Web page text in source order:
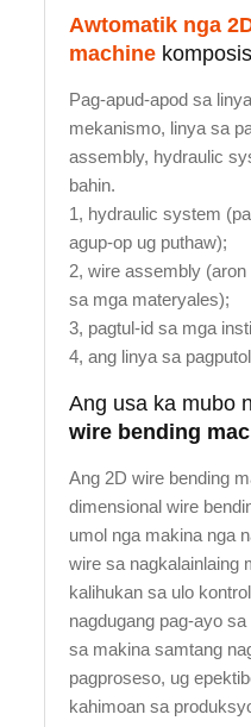
Awtomatik nga
machine
Pag-apud-apod sa
mekanismo, linya sa
assembly, hydraulic
bahin.
1, hydraulic system
agup-op ug puthaw);
2, wire assembly
sa mga materyales);
3, pagtul-id sa mga
4, ang linya sa
Ang usa ka mubo
wire bending
Ang 2D wire bending
dimensional wire
umol nga makina nga
wire sa nagkalainlaing
kalihukan sa ulo
nagdugang pag-ayo
sa makina samtang
pagproseso, ug
kahimoan sa